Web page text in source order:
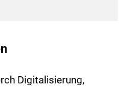
Digitalisierung,